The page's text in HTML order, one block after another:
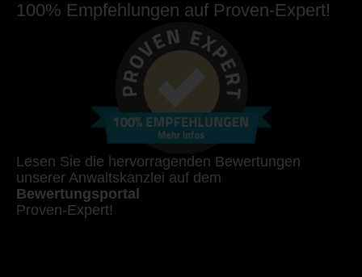
100% Empfehlungen auf Proven-Expert!
Lesen Sie die hervorragenden Bewertungen
unserer Anwaltskanzlei auf dem
Bewertungsportal
Proven-Expert!